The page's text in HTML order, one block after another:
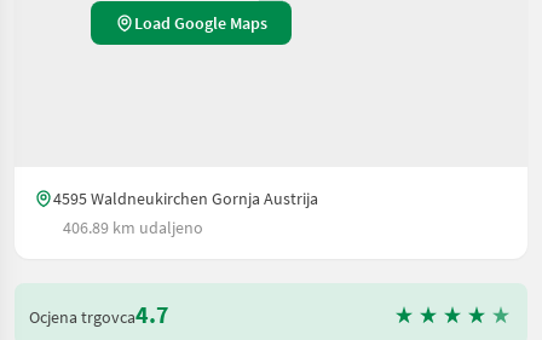
Load Google Maps
4595 Waldneukirchen Gornja Austrija
406.89 km udaljeno
Ocjena trgovca4.7